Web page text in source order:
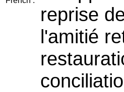
reprise
l'amitié